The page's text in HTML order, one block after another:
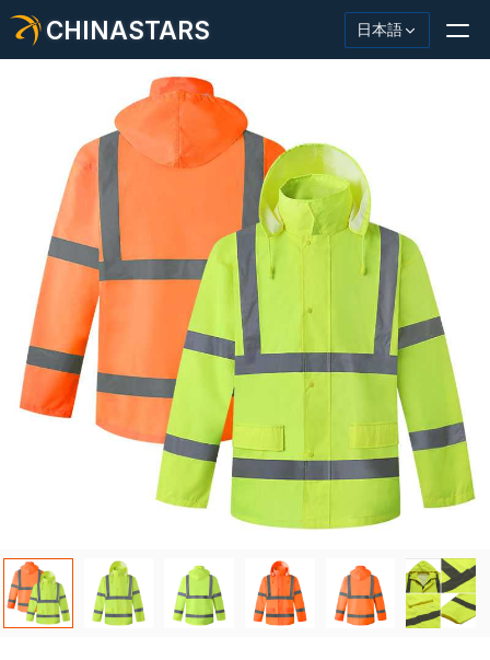
CHINASTARS 日本語
反射材・テープ
ファッション反射生地
安全服
暗闇で光る素材
工業用ウォッシュトリム
CHINASTARS について
カタログ
ビデオ